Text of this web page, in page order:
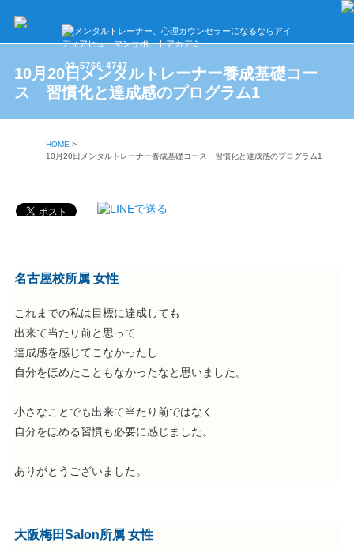
03-5766-4747
10月20日メンタルトレーナー養成基礎コー
ス 習慣化と達成感のプログラム1
HOME >
10月20日メンタルトレーナー養成基礎コース 習慣化と達成感のプログラム1
名古屋校所属 女性
これまでの私は目標に達成しても
出来て当たり前と思って
達成感を感じてこなかったし
自分をほめたこともなかったなと思いました。
小さなことでも出来て当たり前ではなく
自分をほめる習慣も必要に感じました。
ありがとうございました。
大阪梅田Salon所属 女性